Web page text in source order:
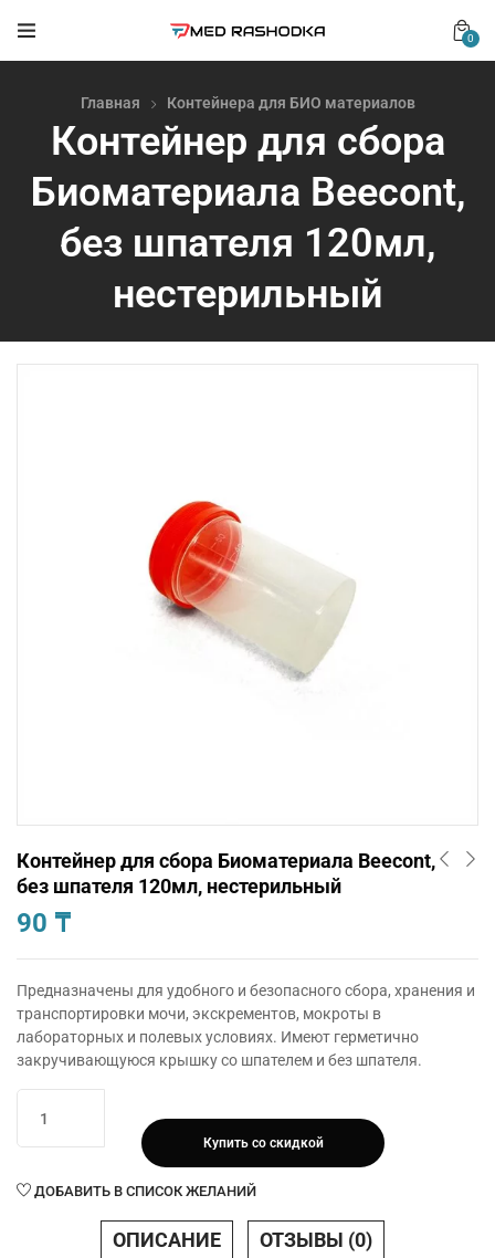
0
Главная Контейнера для БИО материалов
Контейнер для сбора
Биоматериала Beecont,
без шпателя 120мл,
нестерильный
Контейнер для сбора Биоматериала Beecont,
без шпателя 120мл, нестерильный
90 ₸
Предназначены для удобного и безопасного сбора, хранения и
транспортировки мочи, экскрементов, мокроты в
лабораторных и полевых условиях. Имеют герметично
закручивающуюся крышку со шпателем и без шпателя.
товара
Контейнер
сбора
Купить со скидкой
ДОБАВИТЬ В СПИСОК ЖЕЛАНИЙ
ОПИСАНИЕ ОТЗЫВЫ (0)